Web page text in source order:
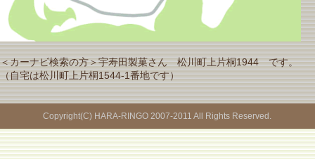
＜カーナビ検索の方＞宇寿田製菓さん 松川町上片桐1944 です。
（自宅は松川町上片桐1544-1番地です）
Copyright(C) HARA-RINGO 2007-2011 All Rights Reserved.